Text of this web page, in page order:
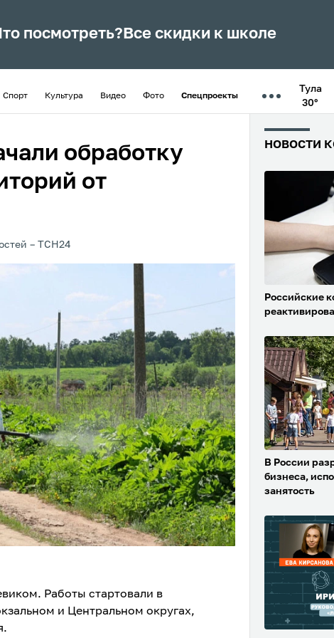
посмотреть? Все скидки к школе
Спорт Культура Видео Фото Спецпроекты
Тула
30°
обработку
от
ТСН24
Работы стартовали в
и Центральном округах,
НОВОСТИ
Российские
В России
бизнеса,
занятость